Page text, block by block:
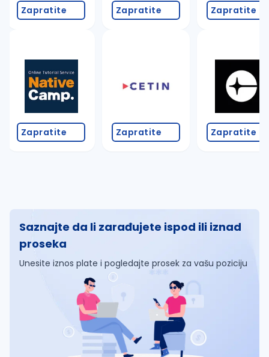
Zapratite
Zapratite
Zapratite
Zapratite
Zapratite
Zapratite
Saznajte da li zarađujete ispod ili iznad
proseka
Unesite iznos plate i pogledajte prosek za vašu poziciju